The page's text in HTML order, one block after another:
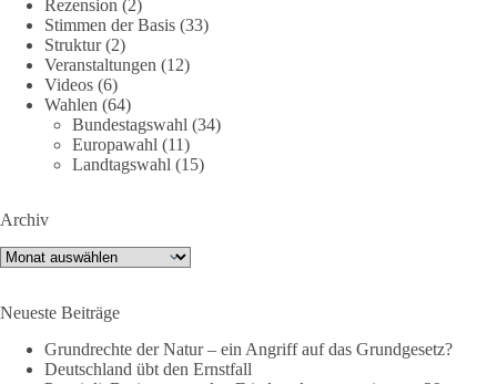
zwischen geopolitische Interessen geraten können.
Unabhängig davon, welche politischen oder diplomatischen
Ursachen diese Krise im Einzelnen hatte, eines wird deutlich:
Wenn Migration als Druckmittel eingesetzt oder von
Schleusernetzwerken ausgenutzt werden kann, verlieren am
Ende immer die Menschen.
🟩🟩🟦🟦🟥🟥🟧🟧
dieBasis meint:
Wer Menschen für politische Interessen instrumentalisiert,
Europa braucht eine Migrationspolitik, die auf drei
Grundpfeilern beruht:
Rezension (2)
Stimmen der Basis (33)
Struktur(2)
Veranstaltungen (12)
Videos (6)
Wahlen (64)
Bundestagswahl (34)
Europawahl (11)
Landtagswahl (15)
Archiv
Archiv
Neueste Beiträge
Grundrechte der Natur – ein Angriff auf das Grundgesetz?
Deutschland übt den Ernstfall